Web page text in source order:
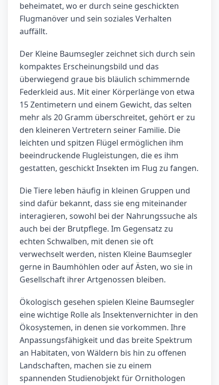
beheimatet, wo er durch seine geschickten
Flugmanöver und sein soziales Verhalten
auffällt.
Der Kleine Baumsegler zeichnet sich durch sein
kompaktes Erscheinungsbild und das
überwiegend graue bis bläulich schimmernde
Federkleid aus. Mit einer Körperlänge von etwa
15 Zentimetern und einem Gewicht, das selten
mehr als 20 Gramm überschreitet, gehört er zu
den kleineren Vertretern seiner Familie. Die
leichten und spitzen Flügel ermöglichen ihm
beeindruckende Flugleistungen, die es ihm
gestatten, geschickt Insekten im Flug zu fangen.
Die Tiere leben häufig in kleinen Gruppen und
sind dafür bekannt, dass sie eng miteinander
interagieren, sowohl bei der Nahrungssuche als
auch bei der Brutpflege. Im Gegensatz zu
echten Schwalben, mit denen sie oft
verwechselt werden, nisten Kleine Baumsegler
gerne in Baumhöhlen oder auf Ästen, wo sie in
Gesellschaft ihrer Artgenossen bleiben.
Ökologisch gesehen spielen Kleine Baumsegler
eine wichtige Rolle als Insektenvernichter in den
Ökosystemen, in denen sie vorkommen. Ihre
Anpassungsfähigkeit und das breite Spektrum
an Habitaten, von Wäldern bis hin zu offenen
Landschaften, machen sie zu einem
spannenden Studienobjekt für Ornithologen